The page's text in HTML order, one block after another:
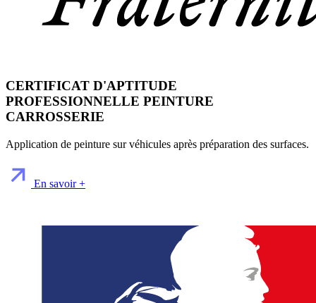
CERTIFICAT D'APTITUDE
PROFESSIONNELLE PEINTURE
CARROSSERIE
Application de peinture sur véhicules après préparation des surfaces.
En savoir +